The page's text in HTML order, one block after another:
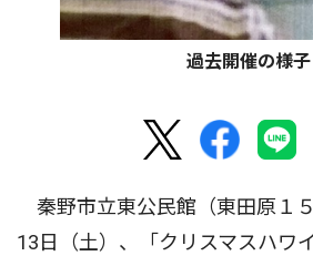
過去開催の様子
秦野市立東公民館（東田原１
13日（土）、「クリスマスハワ